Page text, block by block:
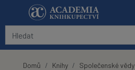
Přeskočit na hlavní obsah
Domů Knihy Společenské vědy